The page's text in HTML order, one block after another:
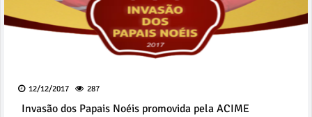
12/12/2017 287
Invasão dos Papais Noéis promovida pela ACIME